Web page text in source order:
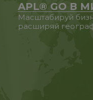
APL® GO В
Масштабируй
расширяй